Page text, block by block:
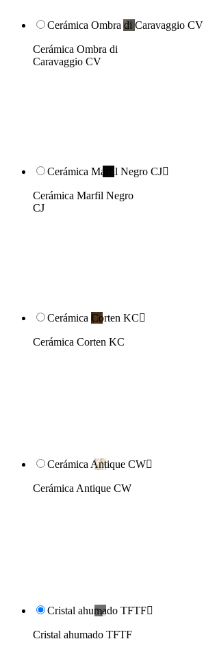
Cerámica Ombra di Caravaggio CV
Cerámica Ombra di
Caravaggio CV
Cerámica Marfil Negro CJ
Cerámica Marfil Negro
CJ
Cerámica Corten KC
Cerámica Corten KC
Cerámica Antique CW
Cerámica Antique CW
Cristal ahumado TFTF
Cristal ahumado TFTF